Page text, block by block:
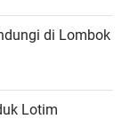
di Lombok
Lotim